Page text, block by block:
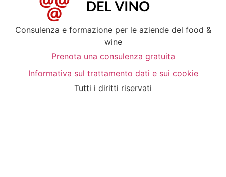
Consulenza e formazione per le aziende del food &
wine
Prenota una consulenza gratuita
Informativa sul trattamento dati e sui cookie
Tutti i diritti riservati